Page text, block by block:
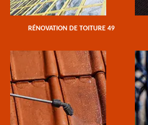
RÉNOVATION DE TOITURE 49